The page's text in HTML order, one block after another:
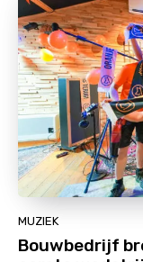
MUZIEK
Bouwbedrijf